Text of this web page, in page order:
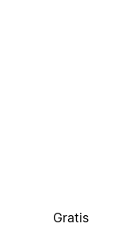
Gratis